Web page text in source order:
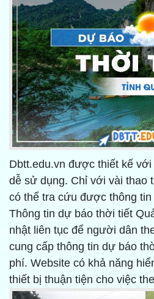
Dbtt.edu.vn được thiết kế
dễ sử dụng. Chỉ với vài thao
có thể tra cứu được thông
Thông tin dự báo thời tiết
nhật liên tục để người dân
cung cấp thông tin dự báo
phí. Website có khả năng
thiết bị thuận tiện cho việc